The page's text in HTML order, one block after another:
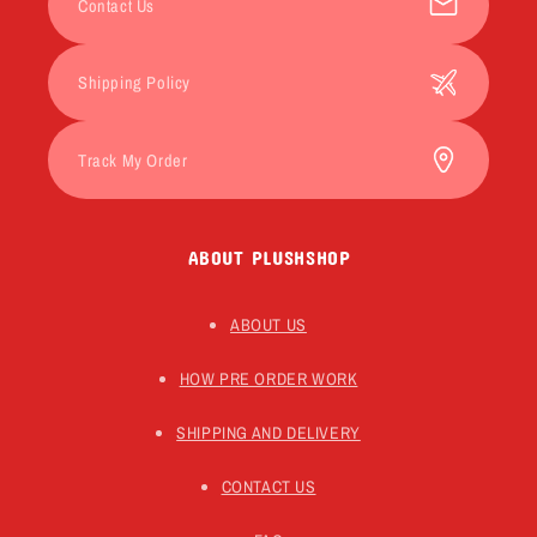
ABOUT PLUSHSHOP
ABOUT US
HOW PRE ORDER WORK
SHIPPING AND DELIVERY
CONTACT US
Contact Us
Shipping Policy
Track My Order